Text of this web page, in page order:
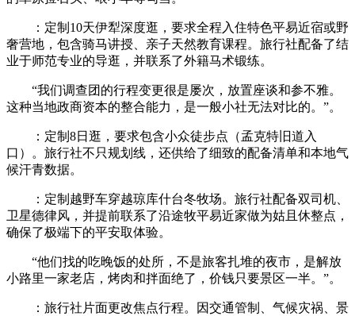
：定制10天伊犁深度逛，要求全程入住特色平易近宿或野
奢营地，包含骑马讲授、亲子天然教育课程。旅行社配备了结
业于师范专业的导逛，并联系了外籍马术锻练。
“我们调查团的行程变更很是屡次，放置座谈和参不雅。
这种当地政商资本的整合能力，是一般小社无法对比的。”。
：定制8日逛，要求包含小众徒步点（孟克特旧道入
口）。旅行社不只规划线，还供给了细致的配备清单和本地气
候汗青数据。
：定制越野车穿越琼库什台冬牧场。旅行社配备双司机、
卫星德律风，并提前联系了沿途牧平易近家做为姑且休整点，
确保了极端下的平安取体验。
“他们找的吃晚饭的处所，不是旅客扎堆的夜市，是解放
小路里一家老店，烤肉和拌面绝了，价钱只要景区一半。”。
：旅行社片面更改焦点行程。因交通管制、气候灾祸、景